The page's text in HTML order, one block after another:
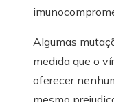
Algumas
medida que o
oferecer
mesmo